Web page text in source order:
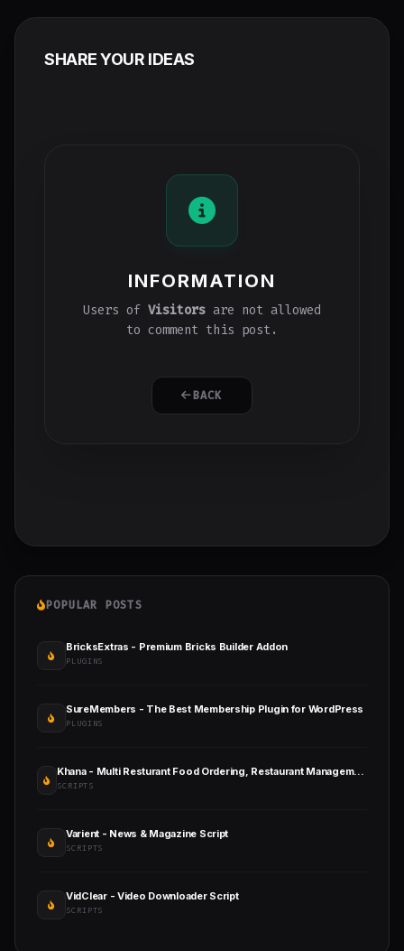
SHARE YOUR IDEAS
INFORMATION
Users of Visitors are not allowed
to comment this post.
BACK
POPULAR POSTS
BricksExtras - Premium Bricks Builder Addon
PLUGINS
SureMembers - The Best Membership Plugin for WordPress
PLUGINS
Khana - Multi Resturant Food Ordering, Restaurant Management With SaaS And QR Menu Maker
SCRIPTS
Varient - News & Magazine Script
SCRIPTS
VidClear - Video Downloader Script
SCRIPTS